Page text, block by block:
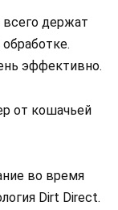
всего держат
эффективно.
во время
Dirt Direct.